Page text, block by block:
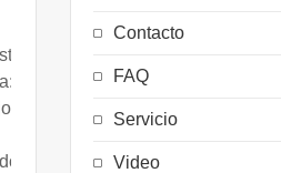
de
Una
de
Contacto
FAQ
Servicio
Video